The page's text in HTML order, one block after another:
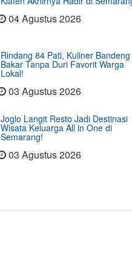
04 Agustus 2026
Rindang 84 Pati, Kuliner Bandeng
Bakar Tanpa Duri Favorit Warga
Lokal!
03 Agustus 2026
Joglo Langit Resto Jadi Destinasi
Wisata Keluarga All in One di
Semarang!
03 Agustus 2026